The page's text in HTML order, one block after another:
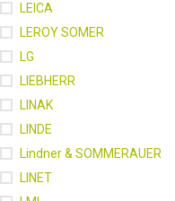
LEICA
LEROY SOMER
LG
LIEBHERR
LINAK
LINDE
Lindner & SOMMERAUER
LINET